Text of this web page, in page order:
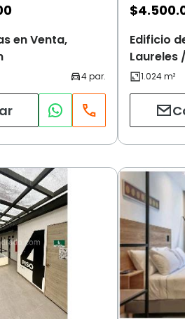
en Venta,
$
Edificio
Laureles